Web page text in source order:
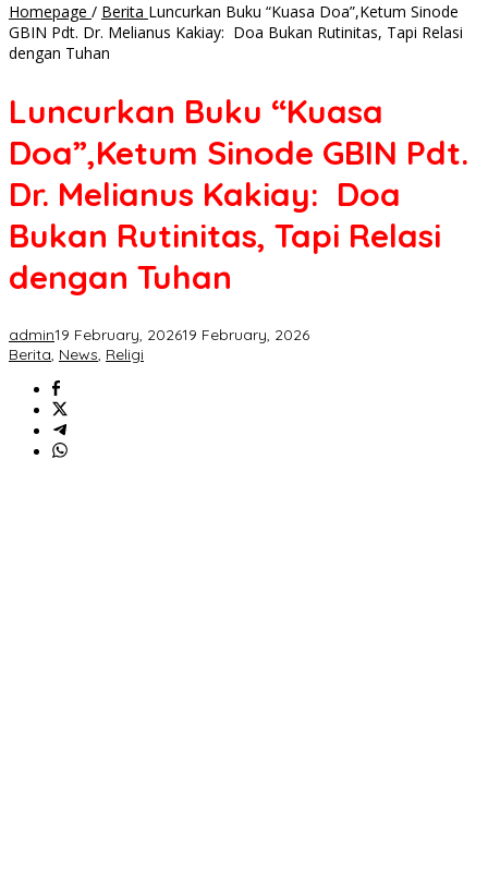
Homepage / Berita Luncurkan Buku “Kuasa Doa”,Ketum Sinode
GBIN Pdt. Dr. Melianus Kakiay: Doa Bukan Rutinitas, Tapi Relasi
dengan Tuhan
Luncurkan Buku “Kuasa
Doa”,Ketum Sinode GBIN Pdt.
Dr. Melianus Kakiay: Doa
Bukan Rutinitas, Tapi Relasi
dengan Tuhan
admin19 February, 202619 February, 2026
Berita, News, Religi